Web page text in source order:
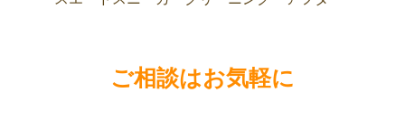
ご相談はお気軽に